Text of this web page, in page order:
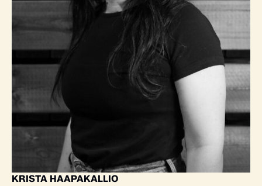
KRISTA HAAPAKALLIO